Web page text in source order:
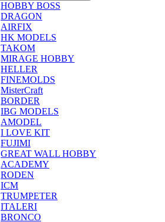
HOBBY BOSS
DRAGON
AIRFIX
HK MODELS
TAKOM
MIRAGE HOBBY
HELLER
FINEMOLDS
MisterCraft
BORDER
IBG MODELS
AMODEL
I LOVE KIT
FUJIMI
GREAT WALL HOBBY
ACADEMY
RODEN
ICM
TRUMPETER
ITALERI
BRONCO